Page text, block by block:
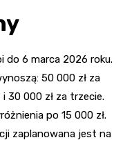
do 6 marca 2026 roku.
50 000 zł za
30 000 zł za trzecie.
po 15 000 zł.
zaplanowana jest na